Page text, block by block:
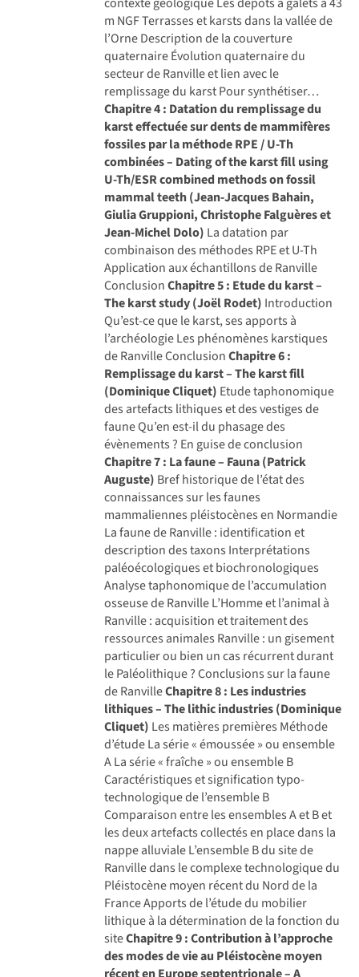
m NGF Terrasses et karsts dans la vallée de
l’Orne Description de la couverture
quaternaire Évolution quaternaire du
secteur de Ranville et lien avec le
remplissage du karst Pour synthétiser…
Chapitre 4 : Datation du remplissage du
karst effectuée sur dents de mammifères
fossiles par la méthode RPE / U-Th
combinées – Dating of the karst fill using
U-Th/ESR combined methods on fossil
mammal teeth (Jean-Jacques Bahain,
Giulia Gruppioni, Christophe Falguères et
Jean-Michel Dolo) La datation par
combinaison des méthodes RPE et U-Th
Application aux échantillons de Ranville
ConclusionChapitre 5 : Etude du karst –
The karst study (Joël Rodet) Introduction
Qu’est-ce que le karst, ses apports à
l’archéologie Les phénomènes karstiques
de Ranville ConclusionChapitre 6 :
Remplissage du karst – The karst fill
(Dominique Cliquet) Etude taphonomique
des artefacts lithiques et des vestiges de
faune Qu’en est-il du phasage des
évènements ? En guise de conclusion
Chapitre 7 : La faune – Fauna (Patrick
Auguste) Bref historique de l’état des
connaissances sur les faunes
mammaliennes pléistocènes en Normandie
La faune de Ranville : identification et
description des taxons Interprétations
paléoécologiques et biochronologiques
Analyse taphonomique de l’accumulation
osseuse de Ranville L’Homme et l’animal à
Ranville : acquisition et traitement des
ressources animales Ranville : un gisement
particulier ou bien un cas récurrent durant
le Paléolithique ? Conclusions sur la faune
de RanvilleChapitre 8 : Les industries
lithiques – The lithic industries (Dominique
Cliquet) Les matières premières Méthode
d’étude La série « émoussée » ou ensemble
A La série « fraîche » ou ensemble B
Caractéristiques et signification typo-
technologique de l’ensemble B
Comparaison entre les ensembles A et B et
les deux artefacts collectés en place dans la
nappe alluviale L’ensemble B du site de
Ranville dans le complexe technologique du
Pléistocène moyen récent du Nord de la
France Apports de l’étude du mobilier
lithique à la détermination de la fonction du
siteChapitre 9 : Contribution à l’approche
des modes de vie au Pléistocène moyen